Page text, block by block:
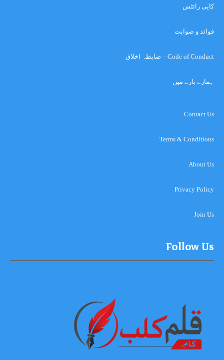
کاپی رائٹس
قوائد و ضوابت
Code of Conduct – ضابطہ اخلاق
ہمارے بارے میں
Contact Us
Terms & Conditions
About Us
Privacy Policy
Join Us
Follow Us